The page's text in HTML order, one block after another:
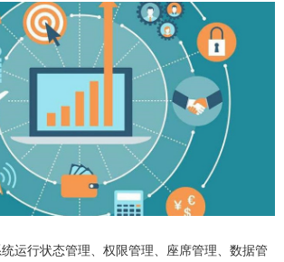
运行状态管理、权限管理、座席管理、数据管